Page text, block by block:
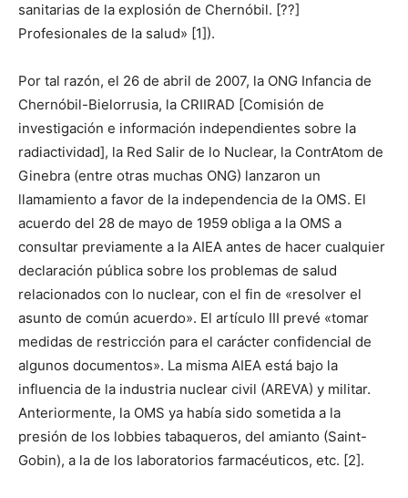
sanitarias de la explosión de Chernóbil. [??]
Profesionales de la salud» [1]).
Por tal razón, el 26 de abril de 2007, la ONG Infancia de
Chernóbil-Bielorrusia, la CRIIRAD [Comisión de
investigación e información independientes sobre la
radiactividad], la Red Salir de lo Nuclear, la ContrAtom de
Ginebra (entre otras muchas ONG) lanzaron un
llamamiento a favor de la independencia de la OMS. El
acuerdo del 28 de mayo de 1959 obliga a la OMS a
consultar previamente a la AIEA antes de hacer cualquier
declaración pública sobre los problemas de salud
relacionados con lo nuclear, con el fin de «resolver el
asunto de común acuerdo». El artículo III prevé «tomar
medidas de restricción para el carácter confidencial de
algunos documentos». La misma AIEA está bajo la
influencia de la industria nuclear civil (AREVA) y militar.
Anteriormente, la OMS ya había sido sometida a la
presión de los lobbies tabaqueros, del amianto (Saint-
Gobin), a la de los laboratorios farmacéuticos, etc. [2].